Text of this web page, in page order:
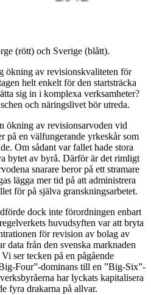
(rött) och Sverige (blått).
ökning av revisionskvaliteten för
helt enkelt för den startsträcka
sig in i komplexa verksamheter?
och näringslivet bör utreda.
ökning av revisionsarvoden vid
på en välfungerande yrkeskår som
Om sådant var fallet hade stora
bytet av byrå. Därför är det rimligt
snarare beror på ett stramare
lägga mer tid på att administrera
för på själva granskningsarbetet.
dock inte förordningen enbart
huvudsyften var att bryta
för revision av bolag av
data från den svenska marknaden
ser tecken på en pågående
Four”-dominans till en ”Big-Six”-
har lyckats kapitalisera
fyra drakarna på allvar.